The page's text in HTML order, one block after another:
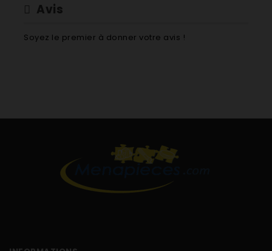
Avis
Soyez le premier à donner votre avis !